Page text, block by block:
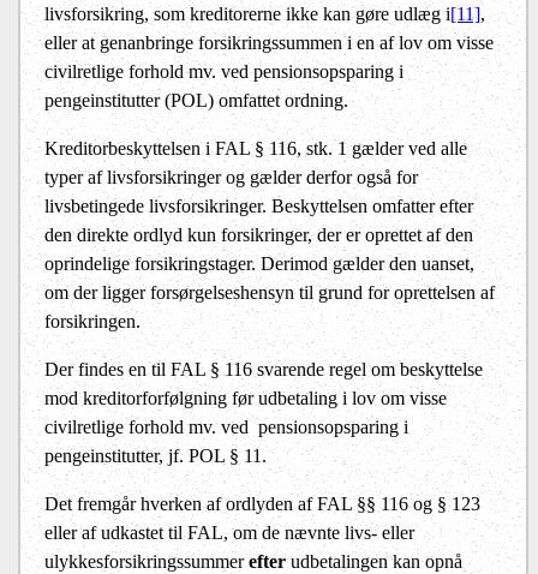
livsforsikring, som kreditorerne ikke kan gøre udlæg i[11],
eller at genanbringe forsikringssummen i en af lov om visse
civilretlige forhold mv. ved pensionsopsparing i
pengeinstitutter (POL) omfattet ordning.
Kreditorbeskyttelsen i FAL § 116, stk. 1 gælder ved alle
typer af livsforsikringer og gælder derfor også for
livsbetingede livsforsikringer. Beskyttelsen omfatter efter
den direkte ordlyd kun forsikringer, der er oprettet af den
oprindelige forsikringstager. Derimod gælder den uanset,
om der ligger forsørgelseshensyn til grund for oprettelsen af
forsikringen.
Der findes en til FAL § 116 svarende regel om beskyttelse
mod kreditorforfølgning før udbetaling i lov om visse
civilretlige forhold mv. ved pensionsopsparing i
pengeinstitutter, jf. POL § 11.
Det fremgår hverken af ordlyden af FAL §§ 116 og § 123
eller af udkastet til FAL, om de nævnte livs- eller
ulykkesforsikringssummerefterudbetalingen kan opnå